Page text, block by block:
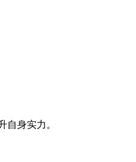
自身实力。